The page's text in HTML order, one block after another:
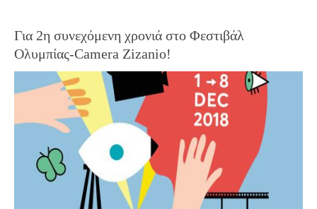
Για 2η συνεχόμενη χρονιά στο Φεστιβάλ
Ολυμπίας-Camera Zizanio!